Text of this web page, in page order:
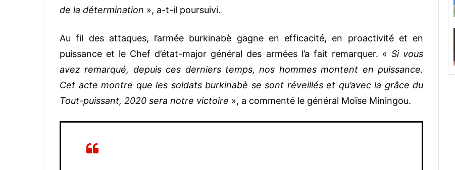
de la détermination », a-t-il poursuivi.
Au fil des attaques, l’armée burkinabè gagne en efficacité, en proactivité et en
puissance et le Chef d’état-major général des armées l’a fait remarquer. « Si vous
avez remarqué, depuis ces derniers temps, nos hommes montent en puissance.
Cet acte montre que les soldats burkinabè se sont réveillés et qu’avec la grâce du
Tout-puissant, 2020 sera notre victoire », a commenté le général Moïse Miningou.